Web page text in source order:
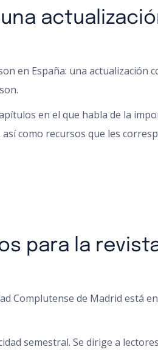
una
en España: una actualización
en el que habla de la
como recursos que les
para la
Complutense de Madrid está
semestral. Se dirige a